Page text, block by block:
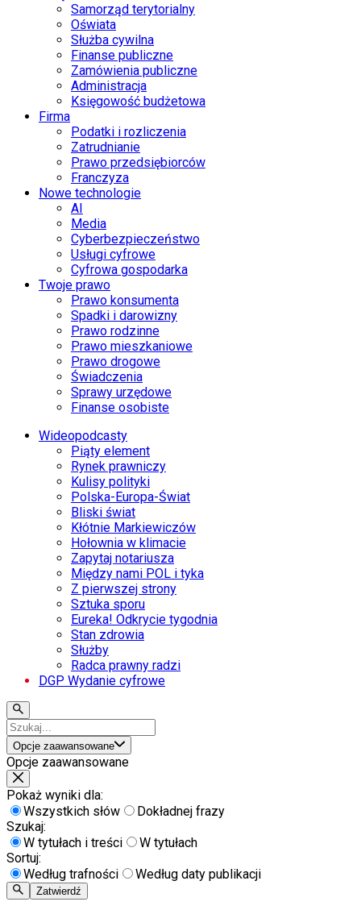
Samorząd terytorialny
Oświata
Służba cywilna
Finanse publiczne
Zamówienia publiczne
Administracja
Księgowość budżetowa
Firma
Podatki i rozliczenia
Zatrudnianie
Prawo przedsiębiorców
Franczyza
Nowe technologie
AI
Media
Cyberbezpieczeństwo
Usługi cyfrowe
Cyfrowa gospodarka
Twoje prawo
Prawo konsumenta
Spadki i darowizny
Prawo rodzinne
Prawo mieszkaniowe
Prawo drogowe
Świadczenia
Sprawy urzędowe
Finanse osobiste
Wideopodcasty
Piąty element
Rynek prawniczy
Kulisy polityki
Polska-Europa-Świat
Bliski świat
Kłótnie Markiewiczów
Hołownia w klimacie
Zapytaj notariusza
Między nami POL i tyka
Z pierwszej strony
Sztuka sporu
Eureka! Odkrycie tygodnia
Stan zdrowia
Służby
Radca prawny radzi
DGP Wydanie cyfrowe
Opcje zaawansowane
Opcje zaawansowane
Pokaż wyniki dla:
Wszystkich słów
Dokładnej frazy
Szukaj:
W tytułach i treści
W tytułach
Sortuj:
Według trafności
Według daty publikacji
Zatwierdź